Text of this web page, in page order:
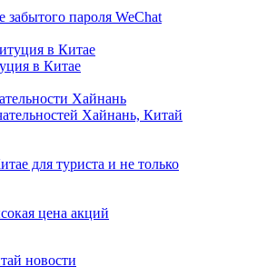
забытого пароля WeChat
в Китае
Хайнань, Китай
для туриста и не только
цена акций